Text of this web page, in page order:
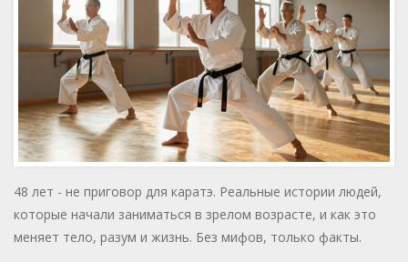
48 лет - не приговор для каратэ. Реальные истории людей,
которые начали заниматься в зрелом возрасте, и как это
меняет тело, разум и жизнь. Без мифов, только факты.